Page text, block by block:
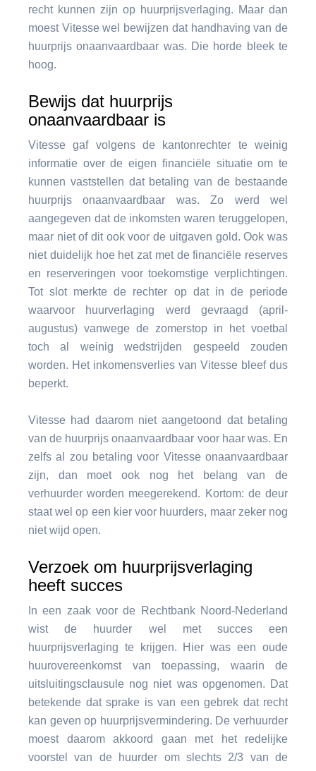
recht kunnen zijn op huurprijsverlaging. Maar dan
moest Vitesse wel bewijzen dat handhaving van de
huurprijs onaanvaardbaar was. Die horde bleek te
hoog.
Bewijs dat huurprijs
onaanvaardbaar is
Vitesse gaf volgens de kantonrechter te weinig
informatie over de eigen financiële situatie om te
kunnen vaststellen dat betaling van de bestaande
huurprijs onaanvaardbaar was. Zo werd wel
aangegeven dat de inkomsten waren teruggelopen,
maar niet of dit ook voor de uitgaven gold. Ook was
niet duidelijk hoe het zat met de financiële reserves
en reserveringen voor toekomstige verplichtingen.
Tot slot merkte de rechter op dat in de periode
waarvoor huurverlaging werd gevraagd (april-
augustus) vanwege de zomerstop in het voetbal
toch al weinig wedstrijden gespeeld zouden
worden. Het inkomensverlies van Vitesse bleef dus
beperkt.
Vitesse had daarom niet aangetoond dat betaling
van de huurprijs onaanvaardbaar voor haar was. En
zelfs al zou betaling voor Vitesse onaanvaardbaar
zijn, dan moet ook nog het belang van de
verhuurder worden meegerekend. Kortom: de deur
staat wel op een kier voor huurders, maar zeker nog
niet wijd open.
Verzoek om huurprijsverlaging
heeft succes
In een zaak voor de Rechtbank Noord-Nederland
wist de huurder wel met succes een
huurprijsverlaging te krijgen. Hier was een oude
huurovereenkomst van toepassing, waarin de
uitsluitingsclausule nog niet was opgenomen. Dat
betekende dat sprake is van een gebrek dat recht
kan geven op huurprijsvermindering. De verhuurder
moest daarom akkoord gaan met het redelijke
voorstel van de huurder om slechts 2/3 van de